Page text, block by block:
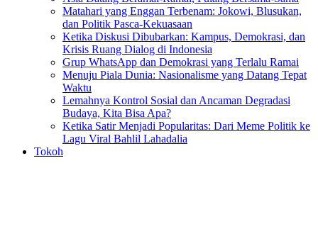
Matahari yang Enggan Terbenam: Jokowi, Blusukan,
dan Politik Pasca-Kekuasaan
Ketika Diskusi Dibubarkan: Kampus, Demokrasi, dan
Krisis Ruang Dialog di Indonesia
Grup WhatsApp dan Demokrasi yang Terlalu Ramai
Menuju Piala Dunia: Nasionalisme yang Datang Tepat
Waktu
Lemahnya Kontrol Sosial dan Ancaman Degradasi
Budaya, Kita Bisa Apa?
Ketika Satir Menjadi Popularitas: Dari Meme Politik ke
Lagu Viral Bahlil Lahadalia
Tokoh